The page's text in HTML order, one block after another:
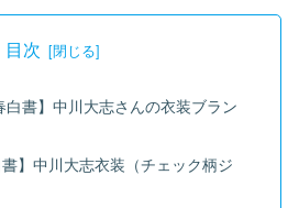
目次
書】中川大志さんの衣装ブラン
書】中川大志衣装（チェック柄ジ